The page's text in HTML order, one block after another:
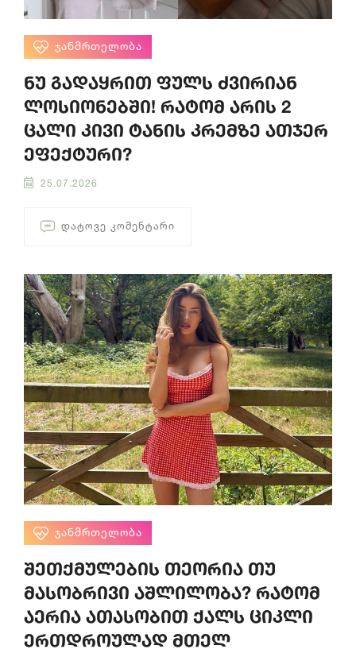
ᲯᲐᲜᲛᲠᲗᲔᲚᲝᲑᲐ
ნუ გადაყრით ფულს ძვირიან
ლოსიონებში! რატომ არის 2
ცალი კივი ტანის კრემზე ათჯერ
ეფექტური?
25.07.2026
ᲓᲐᲢᲝᲕᲔ ᲙᲝᲛᲔᲜᲢᲐᲠᲘ
ᲯᲐᲜᲛᲠᲗᲔᲚᲝᲑᲐ
შეთქმულების თეორია თუ
მასობრივი აშლილობა? რატომ
აერია ათასობით ქალს ციკლი
ერთდროულად მთელ